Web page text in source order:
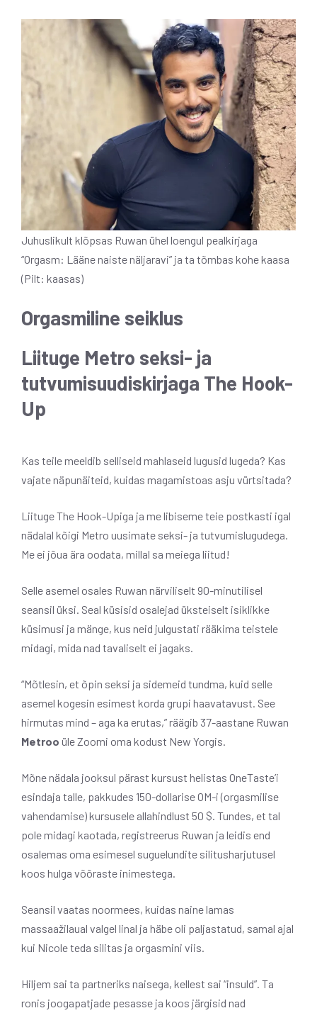
Juhuslikult klõpsas Ruwan ühel loengul pealkirjaga
“Orgasm: Lääne naiste näljaravi” ja ta tõmbas kohe kaasa
(Pilt: kaasas)
Orgasmiline seiklus
Liituge Metro seksi- ja
tutvumisuudiskirjaga The Hook-
Up
Kas teile meeldib selliseid mahlaseid lugusid lugeda? Kas
vajate näpunäiteid, kuidas magamistoas asju vürtsitada?
Liituge The Hook-Upiga ja me libiseme teie postkasti igal
nädalal kõigi Metro uusimate seksi- ja tutvumislugudega.
Me ei jõua ära oodata, millal sa meiega liitud!
Selle asemel osales Ruwan närviliselt 90-minutilisel
seansil üksi. Seal küsisid osalejad üksteiselt isiklikke
küsimusi ja mänge, kus neid julgustati rääkima teistele
midagi, mida nad tavaliselt ei jagaks.
“Mõtlesin, et õpin seksi ja sidemeid tundma, kuid selle
asemel kogesin esimest korda grupi haavatavust. See
hirmutas mind – aga ka erutas,” räägib 37-aastane Ruwan
Metroo üle Zoomi oma kodust New Yorgis.
Mõne nädala jooksul pärast kursust helistas OneTaste’i
esindaja talle, pakkudes 150-dollarise OM-i (orgasmilise
vahendamise) kursusele allahindlust 50 $. Tundes, et tal
pole midagi kaotada, registreerus Ruwan ja leidis end
osalemas oma esimesel suguelundite silitusharjutusel
koos hulga võõraste inimestega.
Seansil vaatas noormees, kuidas naine lamas
massaažilaual valgel linal ja häbe oli paljastatud, samal ajal
kui Nicole teda silitas ja orgasmini viis.
Hiljem sai ta partneriks naisega, kellest sai “insuld”. Ta
ronis joogapatjade pesasse ja koos järgisid nad